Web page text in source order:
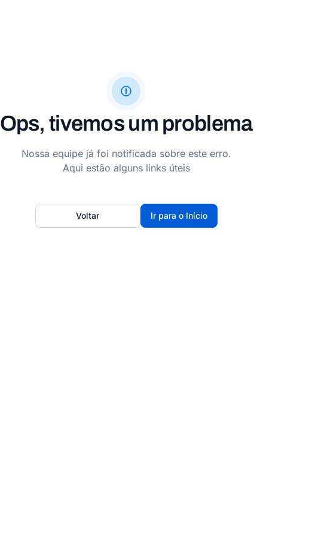
Ops, tivemos um problema
Nossa equipe já foi notificada sobre este erro.
Aqui estão alguns links úteis
Ir para o Início
Voltar